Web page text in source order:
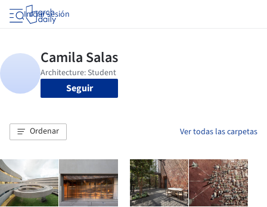
Iniciar sesión
Seguir
Ordenar Ver todas las carpetas